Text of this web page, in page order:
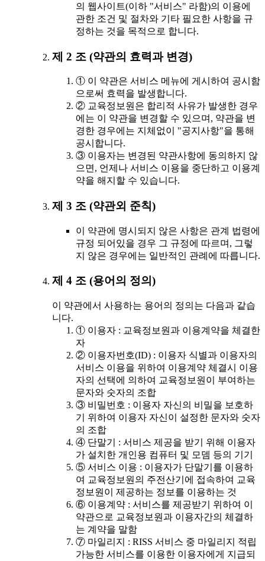
의 웹사이트(이하 "서비스" 라함)의 이용에
관한 조건 및 절차와 기타 필요한 사항을 규
정하는 것을 목적으로 합니다.
제 2 조 (약관의 효력과 변경)
① 이 약관은 서비스 메뉴에 게시하여 공시함
으로써 효력을 발생합니다.
② 교육정보원은 합리적 사유가 발생한 경우
에는 이 약관을 변경할 수 있으며, 약관을 변
경한 경우에는 지체없이 "공지사항"을 통해
공시합니다.
③ 이용자는 변경된 약관사항에 동의하지 않
으면, 언제나 서비스 이용을 중단하고 이용계
약을 해지할 수 있습니다.
제 3 조 (약관외 준칙)
이 약관에 명시되지 않은 사항은 관계 법령에
규정 되어있을 경우 그 규정에 따르며, 그렇
지 않은 경우에는 일반적인 관례에 따릅니다.
제 4 조 (용어의 정의)
이 약관에서 사용하는 용어의 정의는 다음과 같습
니다.
① 이용자 : 교육정보원과 이용계약을 체결한
자
② 이용자번호(ID) : 이용자 식별과 이용자의
서비스 이용을 위하여 이용계약 체결시 이용
자의 선택에 의하여 교육정보원이 부여하는
문자와 숫자의 조합
③ 비밀번호 : 이용자 자신의 비밀을 보호하
기 위하여 이용자 자신이 설정한 문자와 숫자
의 조합
④ 단말기 : 서비스 제공을 받기 위해 이용자
가 설치한 개인용 컴퓨터 및 모뎀 등의 기기
⑤ 서비스 이용 : 이용자가 단말기를 이용하
여 교육정보원의 주전산기에 접속하여 교육
정보원이 제공하는 정보를 이용하는 것
⑥ 이용계약 : 서비스를 제공받기 위하여 이
약관으로 교육정보원과 이용자간의 체결하
는 계약을 말함
⑦ 마일리지 : RISS 서비스 중 마일리지 적립
가능한 서비스를 이용한 이용자에게 지급되